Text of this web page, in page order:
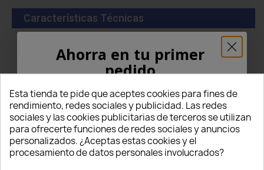
Características Técnicas
Comentarios Todos los comentarios
Valoraciones
5
starstarstarstarstar
Esta tienda te pide que aceptes cookies para fines de
rendimiento, redes sociales y publicidad. Las redes
sociales y las cookies publicitarias de terceros se utilizan
para ofrecerte funciones de redes sociales y anuncios
personalizados. ¿Aceptas estas cookies y el
procesamiento de datos personales involucrados?
Ahorra en tu primer
pedido
¡5% PARA TI!
Introduce tu correo electrónico aquí abajo
para recibir un5% DE DESCUENTOen tu
primer pedido.